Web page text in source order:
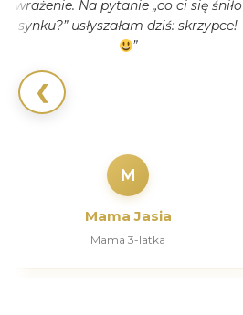
❮
wrażenie. Na pytanie „co ci się śniło
synku?” usłyszałam dziś: skrzypce!
”
M
Mama Jasia
Mama 3-latka